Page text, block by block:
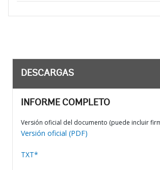
DESCARGAS
INFORME COMPLETO
Versión oficial del documento (puede incluir
Versión oficial (PDF)
TXT*